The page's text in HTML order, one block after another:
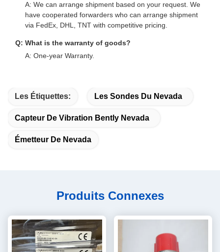
A: We can arrange shipment based on your request. We
have cooperated forwarders who can arrange shipment
via FedEx, DHL, TNT with competitive pricing.
Q: What is the warranty of goods?
A: One-year Warranty.
Les Étiquettes: Les Sondes Du Nevada
Capteur De Vibration Bently Nevada
Émetteur De Nevada
Produits Connexes